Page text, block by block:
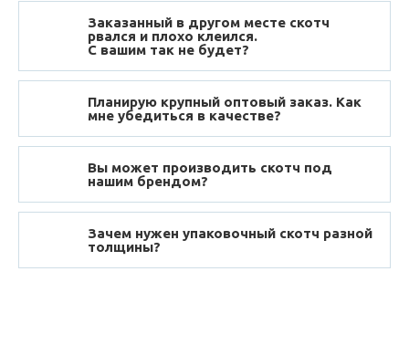
Заказанный в другом месте скотч
рвался и плохо клеился.
С вашим так не будет?
Планирую крупный оптовый заказ. Как
мне убедиться в качестве?
Вы может производить скотч под
нашим брендом?
Зачем нужен упаковочный скотч разной
толщины?